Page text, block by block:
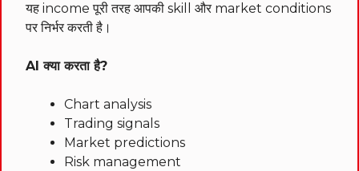
यह income पूरी तरह आपकी skill और market conditions
पर निर्भर करती है।
AI क्या करता है?
Chart analysis
Trading signals
Market predictions
Risk management